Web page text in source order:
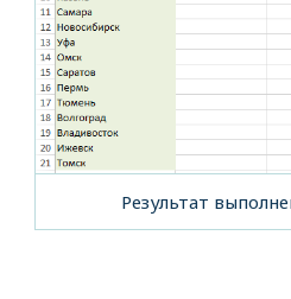
Результат